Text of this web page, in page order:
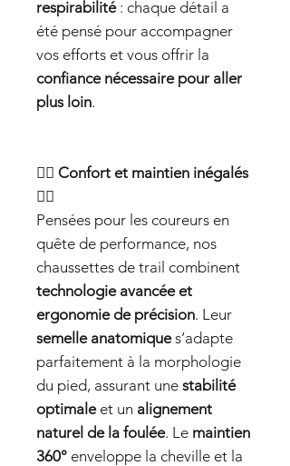
respirabilité: chaque détail a
été pensé pour accompagner
vos efforts et vous offrir la
confiance nécessaire pour aller
plus loin.
🏃‍♂️ Confort et maintien inégalés
🏃‍♂️
Pensées pour les coureurs en
quête de performance, nos
chaussettes de trail combinent
technologie avancée et
ergonomie de précision. Leur
semelle anatomiques’adapte
parfaitement à la morphologie
du pied, assurant une stabilité
optimaleet un alignement
naturel de la foulée. Le maintien
360° enveloppe la cheville et la